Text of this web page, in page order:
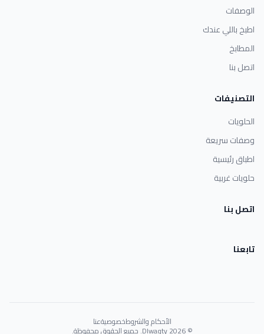
الوصفات
اطبخ باللي عندك
المطابخ
اتصل بنا
التصنيفات
الحلويات
وصفات سريعة
اطباق رئيسية
حلويات غربية
اتصل بنا
تابعنا
الأحكام والشروطخصوصيةعنا
© 2026 Dlwaqty. جميع الحقوق محفوظة.